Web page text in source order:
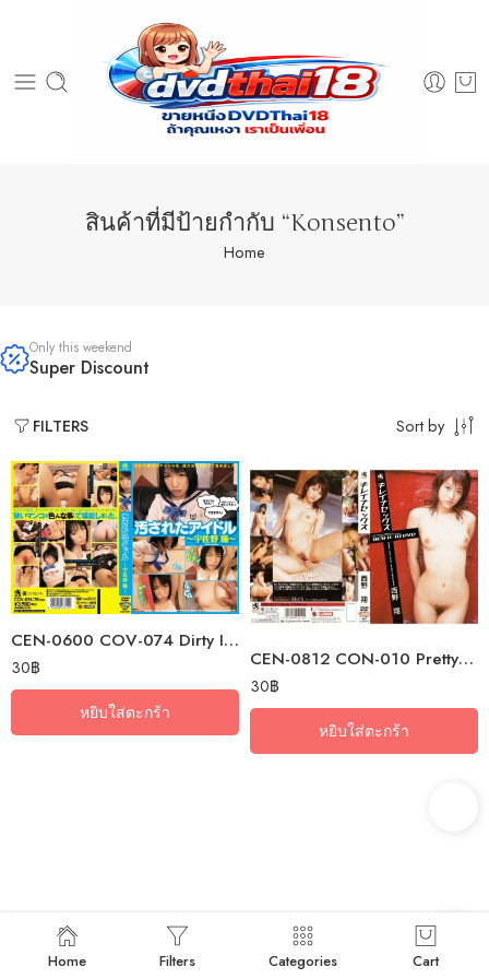
สินค้าที่มีป้ายกำกับ “Konsento”
Home
Only this weekend
Super Discount
FILTERS Sort by
CEN-0600 COV-074 Dirty Idol Hitomi Usano
30฿
หยิบใส่ตะกร้า
CEN-0812 CON-010 Pretty sex – Sho Nishino
30฿
หยิบใส่ตะกร้า
Home Filters Categories Cart